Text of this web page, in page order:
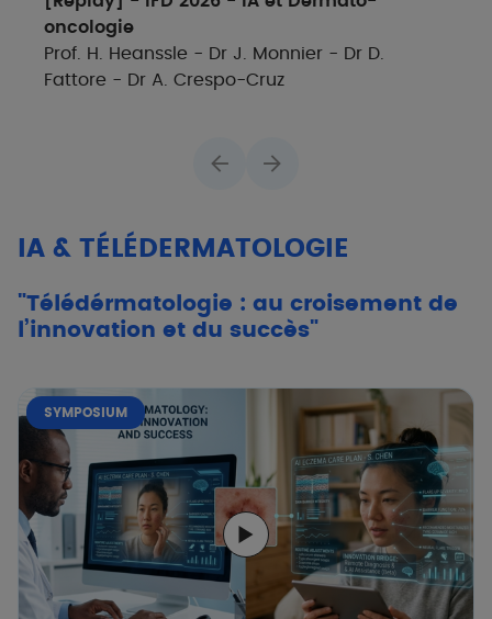
oncologie
Prof. H. Heanssle - Dr J. Monnier - Dr D.
Fattore - Dr A. Crespo-Cruz
IA & TÉLÉDERMATOLOGIE
"Télédérmatologie : au croisement de
l’innovation et du succès"
SYMPOSIUM